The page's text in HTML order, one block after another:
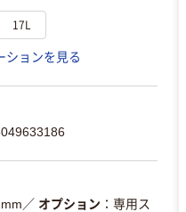
17L
ションを見る
／ オプション
専用ス